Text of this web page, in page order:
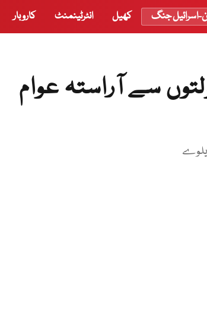
اسرائیل جنگ کھیل انٹرٹینمنٹ کاروبار
سے آراستہ عوام